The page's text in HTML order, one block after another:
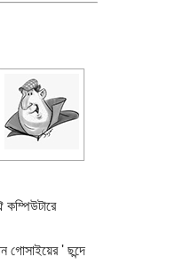
কম্পিউটারে
গোসাইয়ের ' ছন্দে